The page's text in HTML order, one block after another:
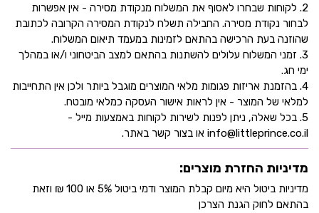
2. לקוחות שבחרו לאסוף את המשלוח מנקודת מסירה - אין אפשרות
לבחור נקודת מסירה. החבילה תשלח לנקודת המסירה הקרובה לכתובת
שהוזנה בעת הרכישה בהתאם לזמינות במעמד תיאום המשלוח.
3. זמני המשלוח עלולים להשתנות בהתאם למצב הביטחוני ו/או במהלך
ימי חג.
4. בהזמנת אריזות פגומות מלאי המוצרים מוגבל ביותר ולכן אין התחייבות
למלאי של המוצר - אין לראות אישור העסקה כמלאי מובטח.
5. בכל שאלה, ניתן לפנות לשירות לקוחות באמצעות מייל -
info@littleprince.co.il או בצור קשר באתר.
מדיניות החזרת מוצרים:
מדיניות ביטול היא מיום קבלת המוצר ודמי ביטול 5% או 100 ₪ וזאת
בהתאם לחוק הגנת הצרכן